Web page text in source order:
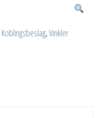
Koblingsbeslag,Vinkler